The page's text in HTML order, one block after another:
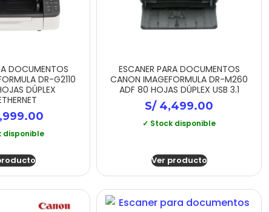
DOCUMENTOS
DR-G2110
DÚPLEX
disponible
ESCANER PARA DOCUMENTOS
CANON IMAGEFORMULA DR-M260
ADF 80 HOJAS DÚPLEX USB 3.1
S/4,499.00
✓ Stock disponible
Ver producto